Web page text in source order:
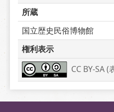
所蔵
国立歴史民俗博物館
権利表示
CC BY-SA